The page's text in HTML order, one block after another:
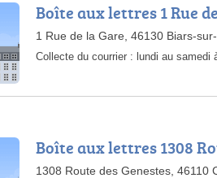
Boîte aux lettres 1 Rue
1 Rue de la Gare, 46130 Biars-
Collecte du courrier : lundi au samedi
Boîte aux lettres 1308
1308 Route des Genestes, 46110